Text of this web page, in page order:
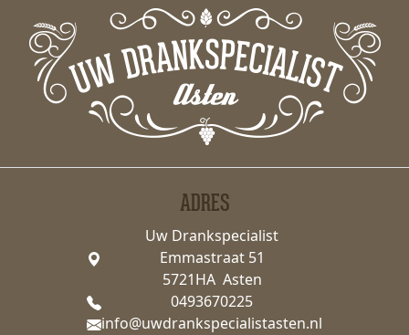
ADRES
Uw Drankspecialist
Emmastraat 51
5721HA Asten
0493670225
info@uwdrankspecialistasten.nl